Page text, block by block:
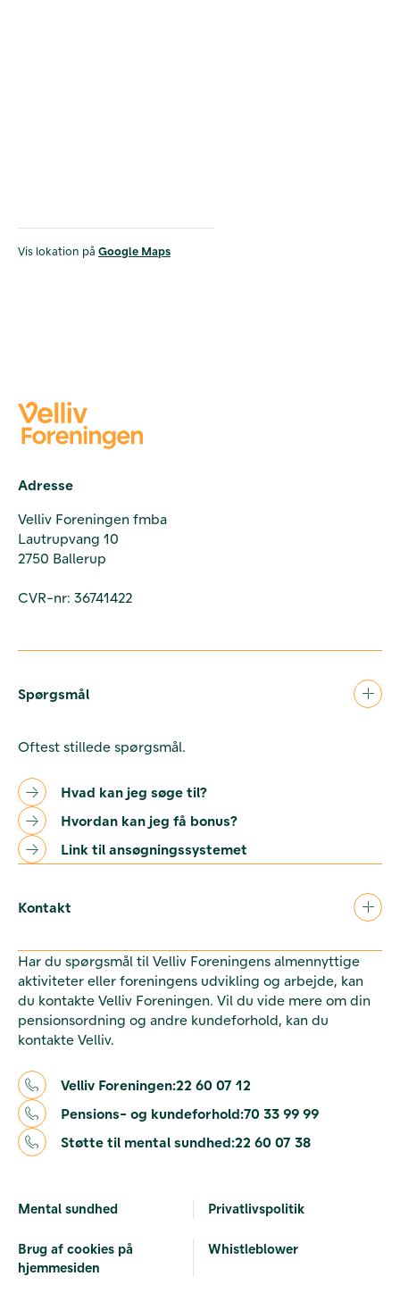
Vis lokation på Google Maps
Adresse
Velliv Foreningen fmba
Lautrupvang 10
2750 Ballerup
CVR-nr: 36741422
Spørgsmål
Oftest stillede spørgsmål.
Hvad kan jeg søge til?
Hvordan kan jeg få bonus?
Link til ansøgningssystemet
Kontakt
Har du spørgsmål til Velliv Foreningens almennyttige
aktiviteter eller foreningens udvikling og arbejde, kan
du kontakte Velliv Foreningen. Vil du vide mere om din
pensionsordning og andre kundeforhold, kan du
kontakte Velliv.
Velliv Foreningen:22 60 07 12
Pensions- og kundeforhold:70 33 99 99
Støtte til mental sundhed:22 60 07 38
Mental sundhed Privatlivspolitik
Brug af cookies på
hjemmesiden
Whistleblower